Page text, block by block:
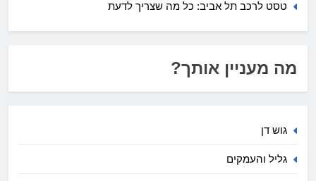
טסט לרכב תל אביב: כל מה שצריך לדעת
מה מעניין אותך?
גוש דן
גליל והעמקים